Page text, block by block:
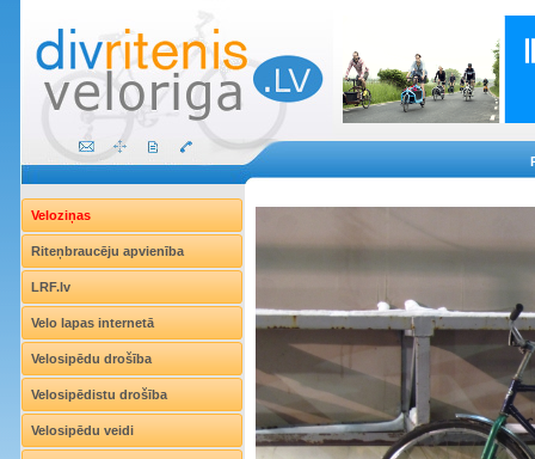
Veloziņas
Riteņbraucēju apvienība
LRF.lv
Velo lapas internetā
Velosipēdu drošība
Velosipēdistu drošība
Velosipēdu veidi